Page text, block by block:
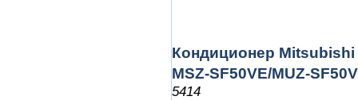
Кондиционер
MSZ-SF50VE/MUZ-
5414